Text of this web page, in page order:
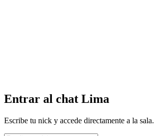
Entrar al chat Lima
Escribe tu nick y accede directamente a la sala.